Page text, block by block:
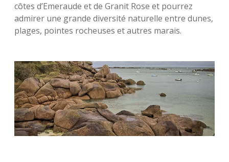
côtes d’Emeraude et de Granit Rose et pourrez
admirer une grande diversité naturelle entre dunes,
plages, pointes rocheuses et autres marais.